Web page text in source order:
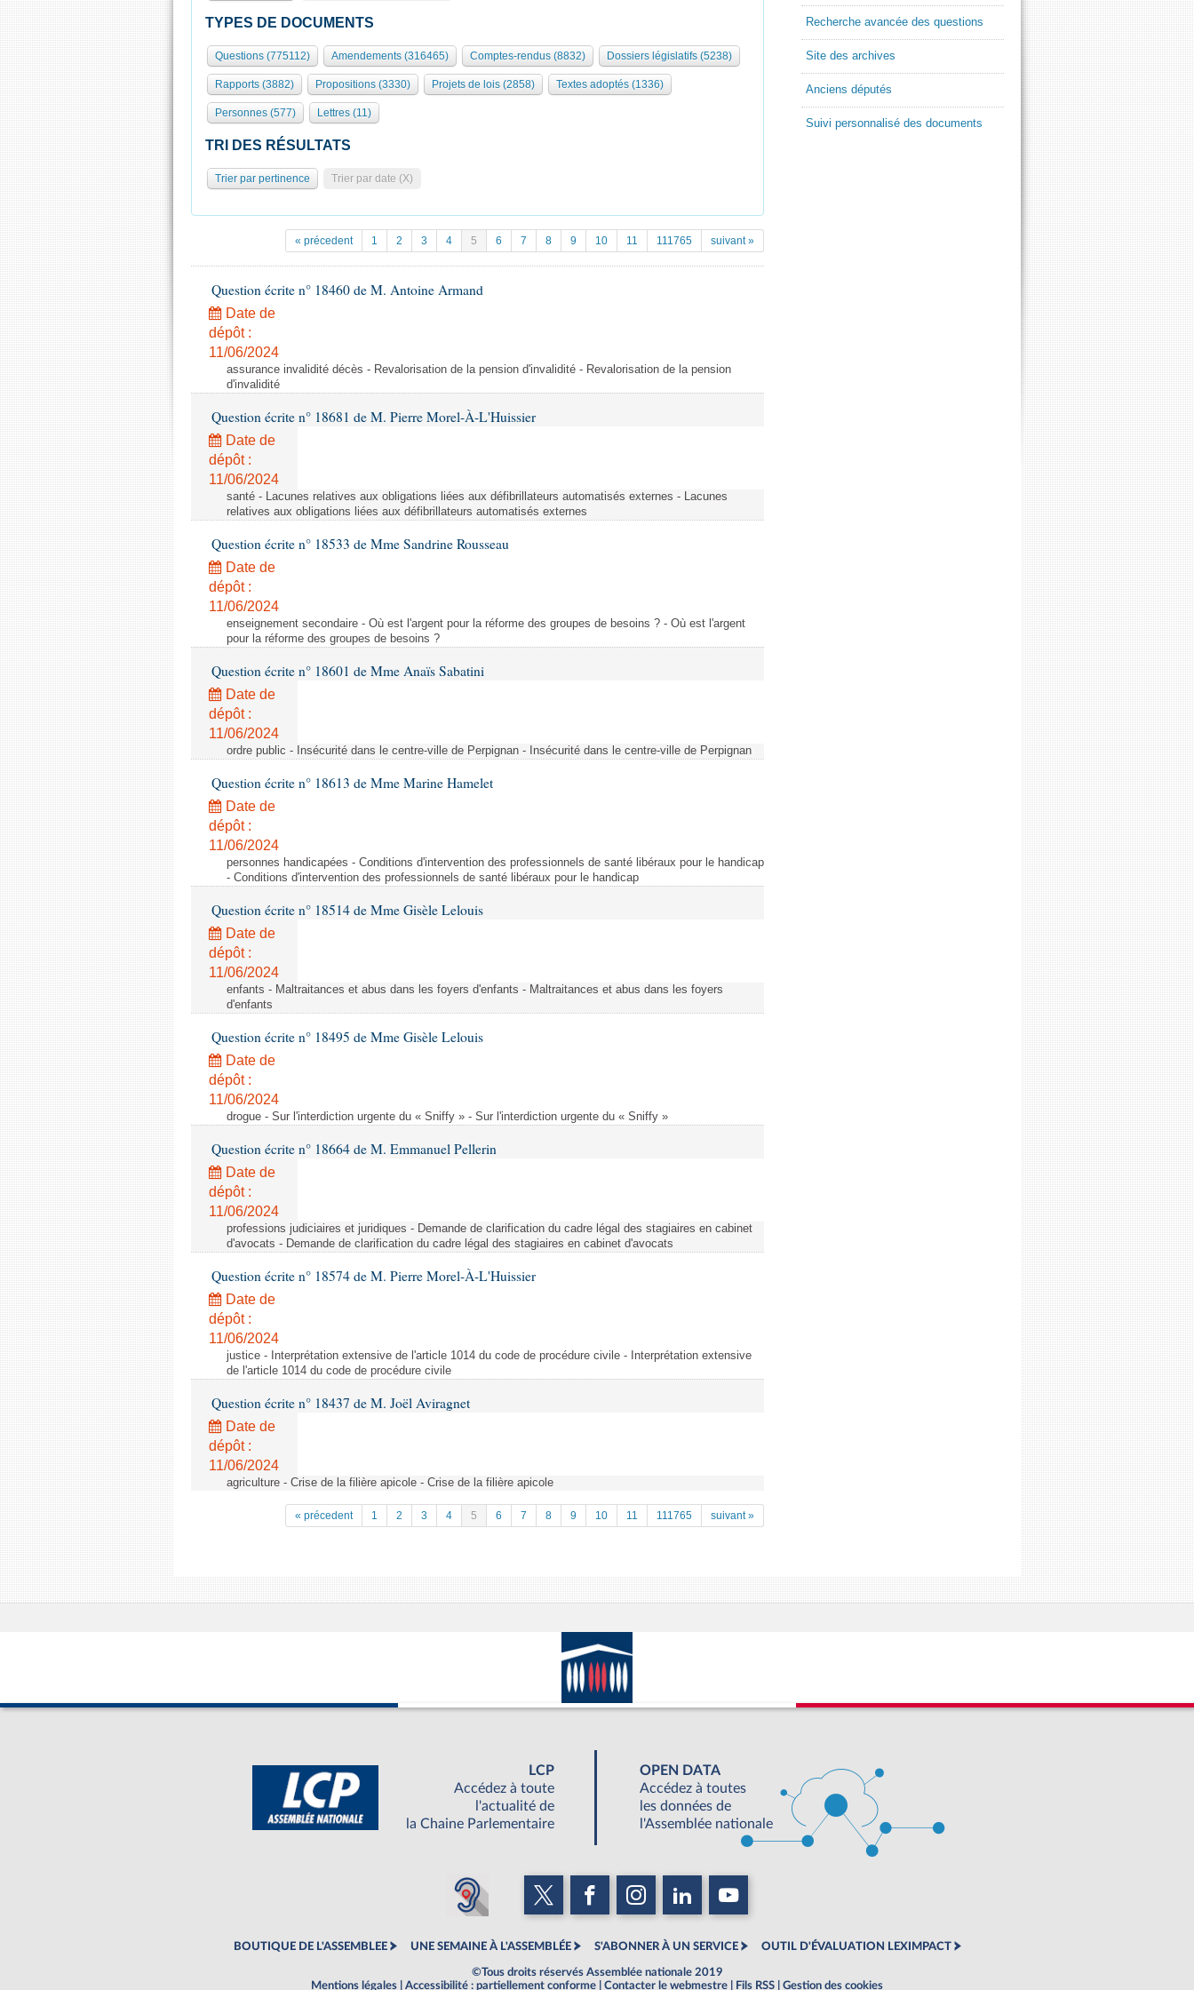
TYPES DE DOCUMENTS
Questions (775112) Amendements (316465) Comptes-rendus (8832) Dossiers législatifs (5238)
Rapports (3882) Propositions (3330) Projets de lois (2858) Textes adoptés (1336)
Personnes (577) Lettres (11)
TRI DES RÉSULTATS
Trier par pertinence Trier par date (X)
« précedent 1 2 3 4 5 6 7 8 9 10 11 111765 suivant »
Question écrite n° 18460 de M. Antoine Armand
Date de
dépôt :
11/06/2024
assurance invalidité décès - Revalorisation de la pension d'invalidité - Revalorisation de la pension
d'invalidité
Question écrite n° 18681 de M. Pierre Morel-À-L'Huissier
Date de
dépôt :
11/06/2024
santé - Lacunes relatives aux obligations liées aux défibrillateurs automatisés externes - Lacunes
relatives aux obligations liées aux défibrillateurs automatisés externes
Question écrite n° 18533 de Mme Sandrine Rousseau
Date de
dépôt :
11/06/2024
enseignement secondaire - Où est l'argent pour la réforme des groupes de besoins ? - Où est l'argent
pour la réforme des groupes de besoins ?
Question écrite n° 18601 de Mme Anaïs Sabatini
Date de
dépôt :
11/06/2024
ordre public - Insécurité dans le centre-ville de Perpignan - Insécurité dans le centre-ville de Perpignan
Question écrite n° 18613 de Mme Marine Hamelet
Date de
dépôt :
11/06/2024
personnes handicapées - Conditions d'intervention des professionnels de santé libéraux pour le handicap
- Conditions d'intervention des professionnels de santé libéraux pour le handicap
Question écrite n° 18514 de Mme Gisèle Lelouis
Date de
dépôt :
11/06/2024
enfants - Maltraitances et abus dans les foyers d'enfants - Maltraitances et abus dans les foyers
d'enfants
Question écrite n° 18495 de Mme Gisèle Lelouis
Date de
dépôt :
11/06/2024
drogue - Sur l'interdiction urgente du « Sniffy » - Sur l'interdiction urgente du « Sniffy »
Question écrite n° 18664 de M. Emmanuel Pellerin
Date de
dépôt :
11/06/2024
professions judiciaires et juridiques - Demande de clarification du cadre légal des stagiaires en cabinet
d'avocats - Demande de clarification du cadre légal des stagiaires en cabinet d'avocats
Question écrite n° 18574 de M. Pierre Morel-À-L'Huissier
Date de
dépôt :
11/06/2024
justice - Interprétation extensive de l'article 1014 du code de procédure civile - Interprétation extensive
de l'article 1014 du code de procédure civile
Question écrite n° 18437 de M. Joël Aviragnet
Date de
dépôt :
11/06/2024
agriculture - Crise de la filière apicole - Crise de la filière apicole
« précedent 1 2 3 4 5 6 7 8 9 10 11 111765 suivant »
Recherche avancée des questions
Site des archives
Anciens députés
Suivi personnalisé des documents
LCP
Accédez à toute
l'actualité de
la Chaine Parlementaire
OPEN DATA
Accédez à toutes
les données de
l'Assemblée nationale
BOUTIQUE DE L'ASSEMBLEE UNE SEMAINE À L'ASSEMBLÉE S'ABONNER À UN SERVICE OUTIL D'ÉVALUATION LEXIMPACT
©Tous droits réservés Assemblée nationale 2019
Mentions légales
Accessibilité : partiellement conforme Contacter le webmestre Fils RSS Gestion des cookies